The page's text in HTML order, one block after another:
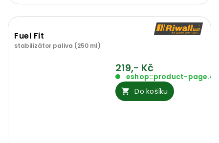
Fuel Fit
stabilizátor paliva (250 ml)
219,- Kč
eshop::product-
Do košíku